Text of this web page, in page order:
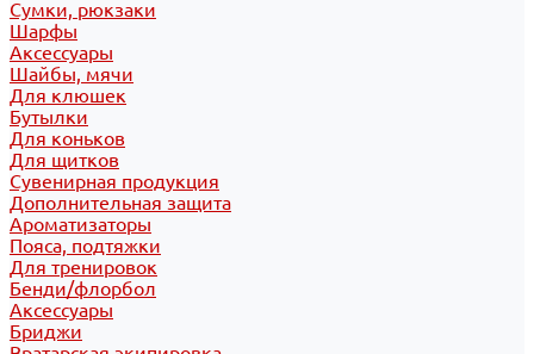
Сумки, рюкзаки
Шарфы
Аксессуары
Шайбы, мячи
Для клюшек
Бутылки
Для коньков
Для щитков
Сувенирная продукция
Дополнительная защита
Ароматизаторы
Пояса, подтяжки
Для тренировок
Бенди/флорбол
Аксессуары
Бриджи